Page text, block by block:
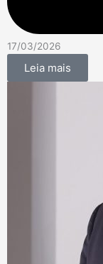
17/03/2026
Leia mais